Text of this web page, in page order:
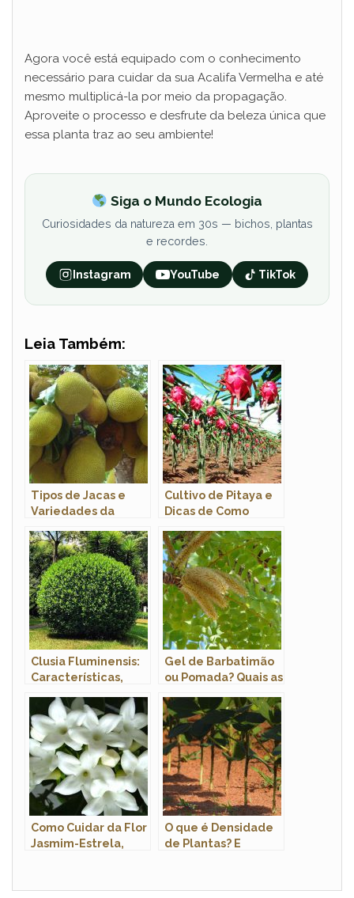
Agora você está equipado com o conhecimento
necessário para cuidar da sua Acalifa Vermelha e até
mesmo multiplicá-la por meio da propagação.
Aproveite o processo e desfrute da beleza única que
essa planta traz ao seu ambiente!
Siga o Mundo Ecologia
Curiosidades da natureza em 30s — bichos, plantas
e recordes.
Instagram YouTube TikTok
Leia Também:
Tipos de Jacas e
Variedades da
Características
Cultivo de Pitaya e
Dicas de Como
Clusia Fluminensis:
Características,
Mudas e Fotos
Gel de Barbatimão
ou Pomada? Quais as
Vantagens?
Como Cuidar da Flor
Jasmim-Estrela,
O que é Densidade
de Plantas? E